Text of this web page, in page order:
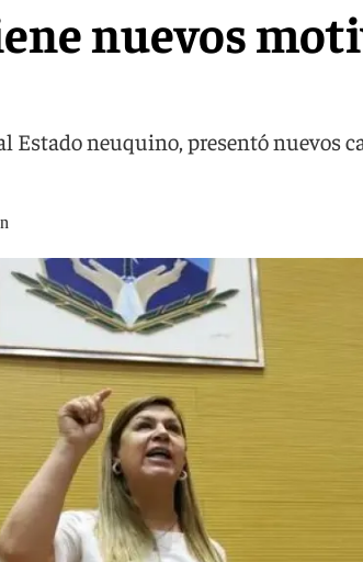
nuevos
Estado neuquino, presentó nuevos